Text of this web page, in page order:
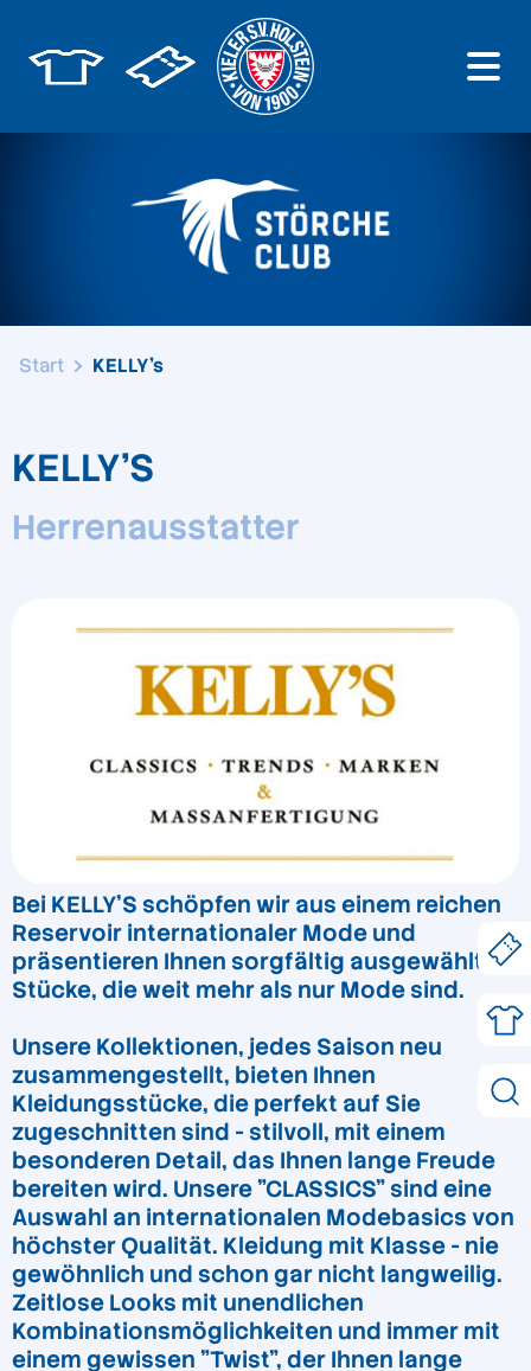
Start KELLY’s
KELLY'S
Herrenausstatter
Bei KELLY'S schöpfen wir aus einem reichen
Reservoir internationaler Mode und
präsentieren Ihnen sorgfältig ausgewählte
Stücke, die weit mehr als nur Mode sind.
Unsere Kollektionen, jedes Saison neu
zusammengestellt, bieten Ihnen
Kleidungsstücke, die perfekt auf Sie
zugeschnitten sind - stilvoll, mit einem
besonderen Detail, das Ihnen lange Freude
bereiten wird. Unsere "CLASSICS" sind eine
Auswahl an internationalen Modebasics von
höchster Qualität. Kleidung mit Klasse - nie
gewöhnlich und schon gar nicht langweilig.
Zeitlose Looks mit unendlichen
Kombinationsmöglichkeiten und immer mit
einem gewissen "Twist", der Ihnen lange